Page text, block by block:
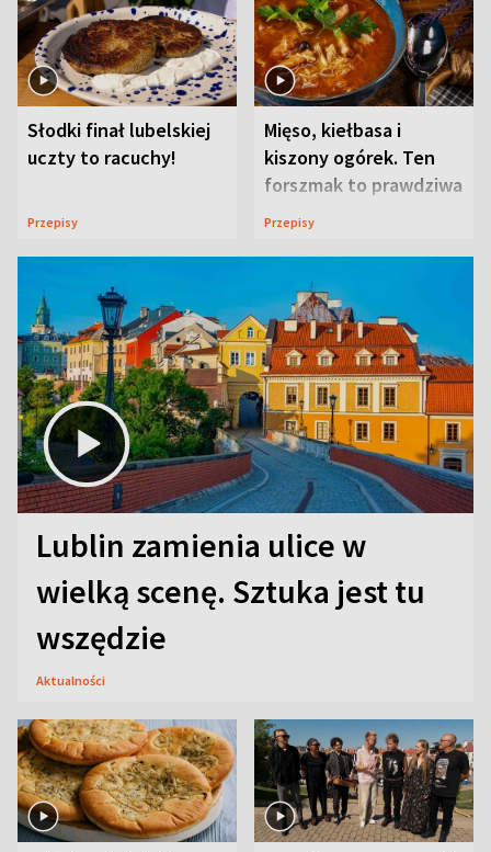
Słodki finał lubelskiej
uczty to racuchy!
Przepisy
Mięso, kiełbasa i
kiszony ogórek. Ten
forszmak to prawdziwa
uczta
Przepisy
Lublin zamienia ulice w
wielką scenę. Sztuka jest tu
wszędzie
Aktualności